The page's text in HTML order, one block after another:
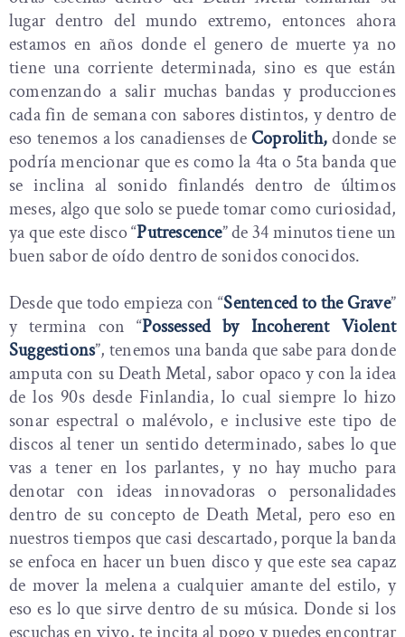
lugar dentro del mundo extremo, entonces ahora
estamos en años donde el genero de muerte ya no
tiene una corriente determinada, sino es que están
comenzando a salir muchas bandas y producciones
cada fin de semana con sabores distintos, y dentro de
eso tenemos a los canadienses deCoprolith,donde se
podría mencionar que es como la 4ta o 5ta banda que
se inclina al sonido finlandés dentro de últimos
meses, algo que solo se puede tomar como curiosidad,
ya que este disco “Putrescence” de 34 minutos tiene un
buen sabor de oído dentro de sonidos conocidos.
Desde que todo empieza con “Sentenced to the Grave”
y termina con “Possessed by Incoherent Violent
Suggestions”, tenemos una banda que sabe para donde
amputa con su Death Metal, sabor opaco y con la idea
de los 90s desde Finlandia, lo cual siempre lo hizo
sonar espectral o malévolo, e inclusive este tipo de
discos al tener un sentido determinado, sabes lo que
vas a tener en los parlantes, y no hay mucho para
denotar con ideas innovadoras o personalidades
dentro de su concepto de Death Metal, pero eso en
nuestros tiempos que casi descartado, porque la banda
se enfoca en hacer un buen disco y que este sea capaz
de mover la melena a cualquier amante del estilo, y
eso es lo que sirve dentro de su música. Donde si los
escuchas en vivo, te incita al pogo y puedes encontrar